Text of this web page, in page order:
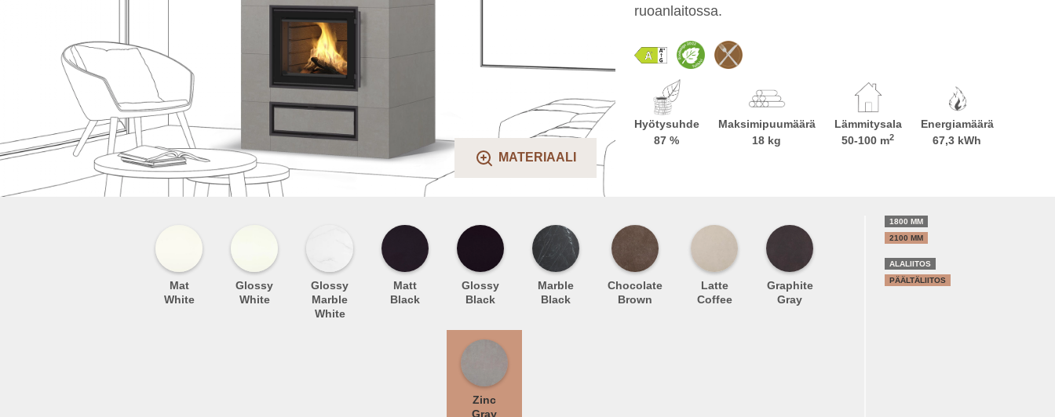
MATERIAALI
ruoanlaitossa.
Hyötysuhde
87 %
Maksimipuumäärä
18 kg
Lämmitysala
50-100 m2
Energiamäärä
67,3 kWh
Mat
White
Glossy
White
Glossy
Marble
White
Matt
Black
Glossy
Black
Marble
Black
Chocolate
Brown
Latte
Coffee
Graphite
Gray
Zinc
Gray
1800 MM
2100 MM
ALALIITOS
PÄÄLTÄLIITOS